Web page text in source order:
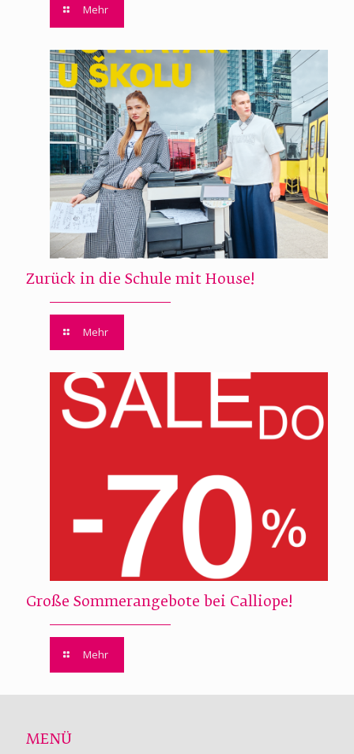
Mehr
Zurück in die Schule mit House!
Mehr
Große Sommerangebote bei Calliope!
Mehr
MENÜ